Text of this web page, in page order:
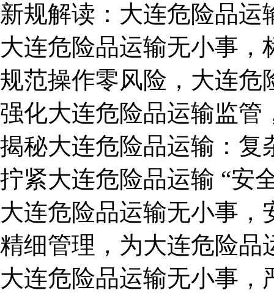
新规解读：大连危险品
大连危险品运输无小事，
规范操作零风险，大连危
强化大连危险品运输监管
揭秘大连危险品运输：复
拧紧大连危险品运输 “安
大连危险品运输无小事，
精细管理，为大连危险品
大连危险品运输无小事，